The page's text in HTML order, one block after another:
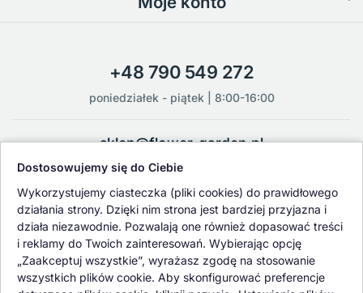
+48 790 549 272
poniedziałek - piątek | 8:00-16:00
sklep@flower-garden.pl
Oferowane przez nas rośliny i nasiona podlegają regularnej ścisłej
kontroli jakości oraz kontroli zdrowotnej przeprowadzanej przez
wykwalifikowane osoby z Państwowej Inspekcji Ochrony Roślin i
Nasiennictwa.
Dostosowujemy się do Ciebie
Wykorzystujemy ciasteczka (pliki cookies) do prawidłowego
działania strony. Dzięki nim strona jest bardziej przyjazna i
działa niezawodnie. Pozwalają one również dopasować treści
i reklamy do Twoich zainteresowań. Wybierając opcję
„Zaakceptuj wszystkie”, wyrażasz zgodę na stosowanie
wszystkich plików cookie. Aby skonfigurować preferencje